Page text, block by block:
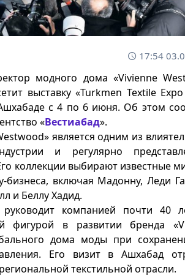
17:54
модного дома «Vivienne
выставку «Turkmen Textile
с 4 по 6 июня. Об этом
«Вестиабад».
является одним из
и регулярно
коллекции выбирают известные
включая Мадонну, Леди
и Беллу Хадид.
руководит компанией почти 40
фигурой в развитии бренда
дома моды при
Его визит в Ашхабад
текстильной отрасли.